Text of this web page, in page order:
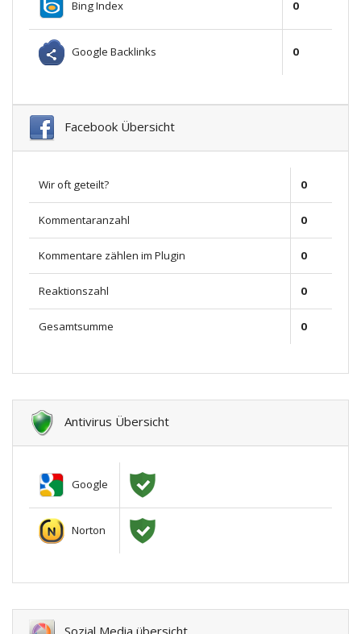
Bing Index 0
Google Backlinks 0
Facebook Übersicht
Wir oft geteilt? 0
Kommentaranzahl 0
Kommentare zählen im Plugin 0
Reaktionszahl 0
Gesamtsumme 0
Antivirus Übersicht
Google
Norton